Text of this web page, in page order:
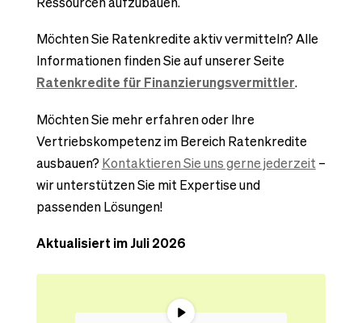
Möchten Sie Ratenkredite aktiv vermitteln? Alle
Informationen finden Sie auf unserer Seite
Ratenkredite für Finanzierungsvermittler.
Möchten Sie mehr erfahren oder Ihre
Vertriebskompetenz im Bereich Ratenkredite
ausbauen? Kontaktieren Sie uns gerne jederzeit–
wir unterstützen Sie mit Expertise und
passenden Lösungen!
Aktualisiert im Juli 2026